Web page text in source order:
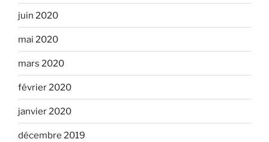
juin 2020
mai 2020
mars 2020
février 2020
janvier 2020
décembre 2019